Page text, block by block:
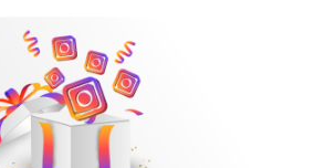
prático:
área de atuação:
e paixões. Trabalhar com
gosta torna o processo mais